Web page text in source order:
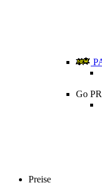
Go
Preise